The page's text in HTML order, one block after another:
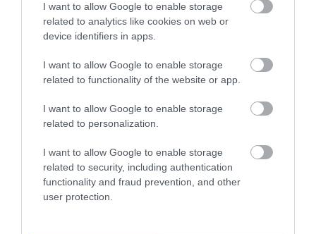
I want to allow Google to enable storage
related to analytics like cookies on web or
device identifiers in apps.
I want to allow Google to enable storage
related to functionality of the website or app.
I want to allow Google to enable storage
related to personalization.
I want to allow Google to enable storage
related to security, including authentication
functionality and fraud prevention, and other
user protection.
VÁLTOZATOS NÖVÉNYZET
ASZÁLY IDEJÉN IS OKOSABB
2026-07-31
MEGINT FINOMAN JELEZTE:
KORAI MÉG MINDENTUDÓNAK
2026-07-30